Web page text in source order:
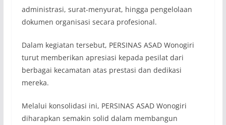
administrasi, surat-menyurat, hingga pengelolaan
dokumen organisasi secara profesional.
Dalam kegiatan tersebut, PERSINAS ASAD Wonogiri
turut memberikan apresiasi kepada pesilat dari
berbagai kecamatan atas prestasi dan dedikasi
mereka.
Melalui konsolidasi ini, PERSINAS ASAD Wonogiri
diharapkan semakin solid dalam membangun